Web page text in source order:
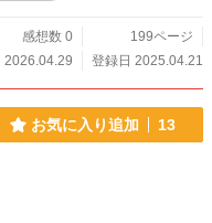
感想数 0
199ページ
2026.04.29
登録日 2025.04.21
お気に入り追加 13